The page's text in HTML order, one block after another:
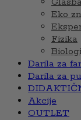
Eko
Fizika
Darila za
Darila za
Akcije
OUTLET